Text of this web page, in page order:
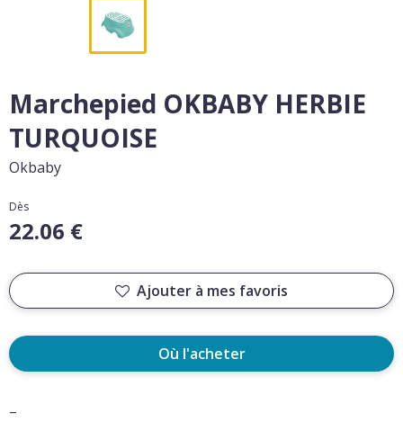
Marchepied OKBABY HERBIE
TURQUOISE
Okbaby
Dès
22.06 €
Ajouter à mes favoris
Où l'acheter
–